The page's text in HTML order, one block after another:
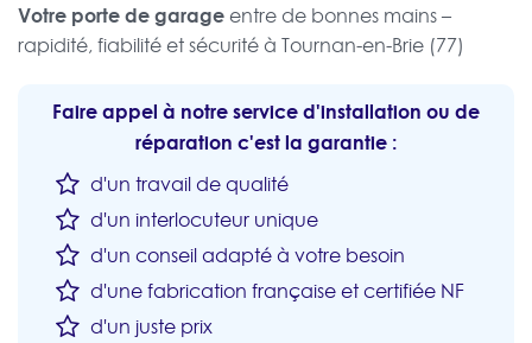
Votre porte de garage entre de bonnes mains –
rapidité, fiabilité et sécurité à Tournan-en-Brie (77)
Faire appel à notre service d'installation ou de
réparation c'est la garantie :
d'un travail de qualité
d'un interlocuteur unique
d'un conseil adapté à votre besoin
d'une fabrication française et certifiée NF
d'un juste prix